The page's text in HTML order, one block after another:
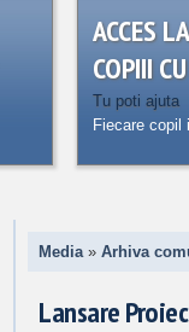
ACCES
COPIII
Tu poti ajuta
Fiecare
Media» Arhiva
Lansare